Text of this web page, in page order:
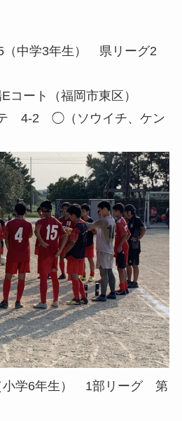
（中学3年生） 県リーグ2
コート（福岡市東区）
4-2 ◯（ソウイチ、ケン
小学6年生） 1部リーグ 第